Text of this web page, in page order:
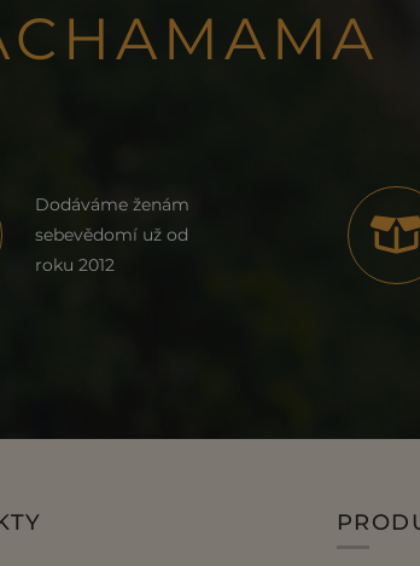
Dodáváme ženám
sebevědomí už od
roku 2012